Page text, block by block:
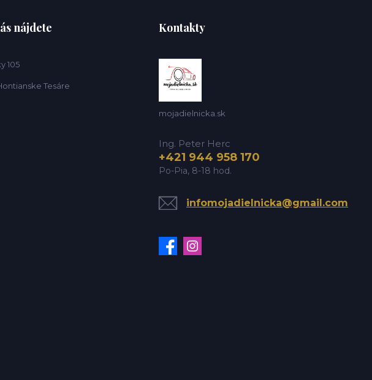
nájdete
105
Tesáre
Kontakty
mojadielnicka.sk
Ing. Peter Herc
+421 944 958 170
Po-Pia, 8-18 hod.
infomojadielnicka@gmail.com